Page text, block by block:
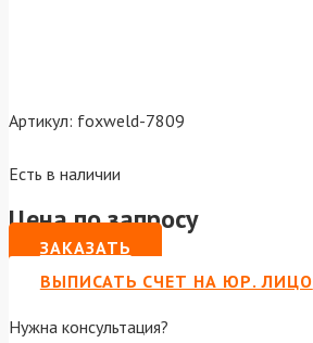
Артикул: foxweld-7809
Есть в наличии
Цена по запросу
ЗАКАЗАТЬ
ВЫПИСАТЬ СЧЕТ НА ЮР. ЛИЦО
Нужна консультация?